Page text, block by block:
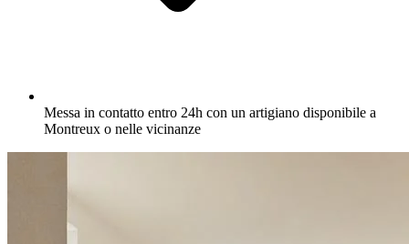
Messa in contatto entro 24h con un artigiano disponibile a
Montreux o nelle vicinanze